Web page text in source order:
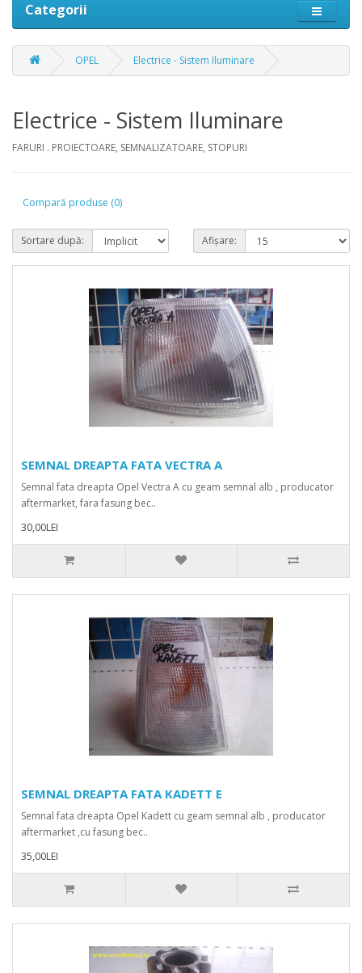
Categorii
OPEL Electrice - Sistem Iluminare
Electrice - Sistem Iluminare
FARURI . PROIECTOARE, SEMNALIZATOARE, STOPURI
Compară produse (0)
Sortare după: Afișare:
SEMNAL DREAPTA FATA VECTRA A
Semnal fata dreapta Opel Vectra A cu geam semnal alb , producator
aftermarket, fara fasung bec..
30,00LEI
SEMNAL DREAPTA FATA KADETT E
Semnal fata dreapta Opel Kadett cu geam semnal alb , producator
aftermarket ,cu fasung bec..
35,00LEI